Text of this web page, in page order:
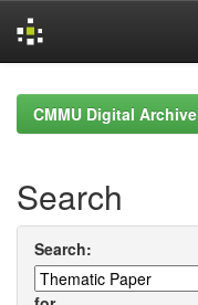
navigationCMMU Digital Archive
Search
Search: